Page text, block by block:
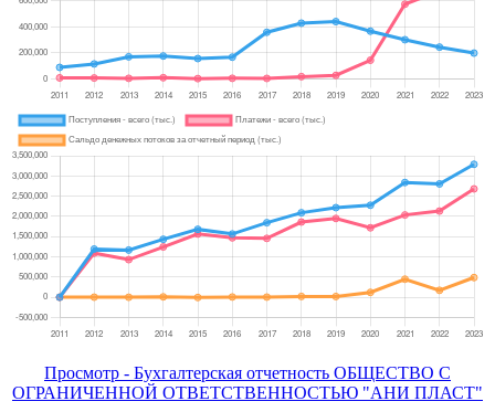
Просмотр - Бухгалтерская отчетность ОБЩЕСТВО С
ОГРАНИЧЕННОЙ ОТВЕТСТВЕННОСТЬЮ "АНИ ПЛАСТ"